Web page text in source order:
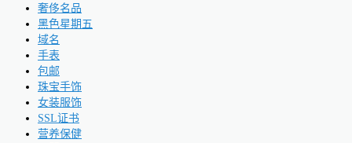
奢侈名品
黑色星期五
域名
手表
包邮
珠宝手饰
女装服饰
SSL证书
营养保健